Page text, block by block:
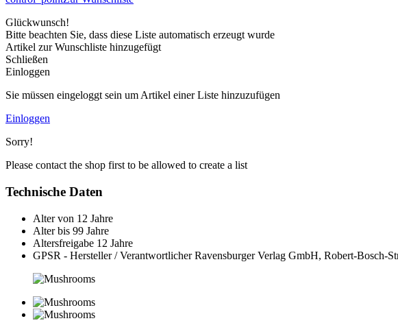
Glückwunsch!
Bitte beachten Sie, dass diese Liste automatisch erzeugt wurde
Artikel zur Wunschliste hinzugefügt
Schließen
Einloggen
Sie müssen eingeloggt sein um Artikel einer Liste hinzuzufügen
Einloggen
Sorry!
Please contact the shop first to be allowed to create a list
Technische Daten
Alter von 12 Jahre
Alter bis 99 Jahre
Altersfreigabe 12 Jahre
GPSR - Hersteller / Verantwortlicher Ravensburger Verlag GmbH, Robert-Bosch-